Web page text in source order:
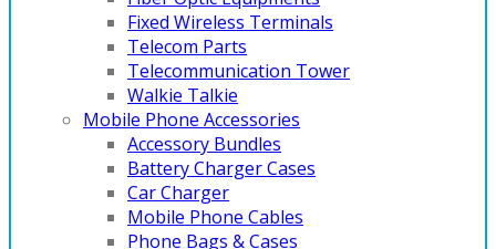
Fixed Wireless Terminals
Telecom Parts
Telecommunication Tower
Walkie Talkie
Mobile Phone Accessories
Accessory Bundles
Battery Charger Cases
Car Charger
Mobile Phone Cables
Phone Bags & Cases